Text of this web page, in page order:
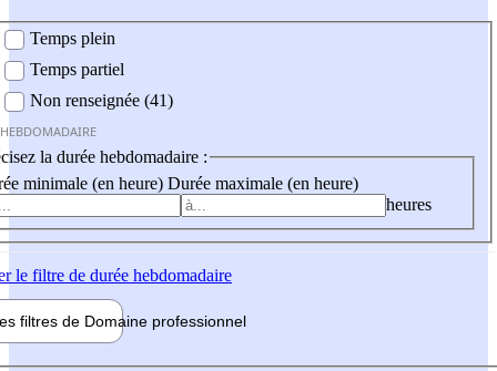
Temps plein
Temps partiel
Non renseignée (41)
la durée hebdomadaire :
minimale (en heure) Durée maximale (en heure)
heures
le filtre de durée hebdomadaire
filtres de Domaine professionnel